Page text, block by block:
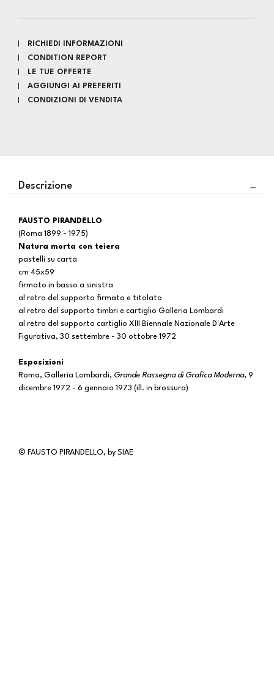
RICHIEDI INFORMAZIONI
CONDITION REPORT
LE TUE OFFERTE
AGGIUNGI AI PREFERITI
CONDIZIONI DI VENDITA
Descrizione
FAUSTO PIRANDELLO
(Roma 1899 - 1975)
Natura morta con teiera
pastelli su carta
cm 45x59
firmato in basso a sinistra
al retro del supporto firmato e titolato
al retro del supporto timbri e cartiglio Galleria Lombardi
al retro del supporto cartiglio XIII Biennale Nazionale D'Arte
Figurativa, 30 settembre - 30 ottobre 1972
Esposizioni
Roma, Galleria Lombardi, Grande Rassegna di Grafica Moderna, 9
dicembre 1972 - 6 gennaio 1973 (ill. in brossura)
© FAUSTO PIRANDELLO, by SIAE